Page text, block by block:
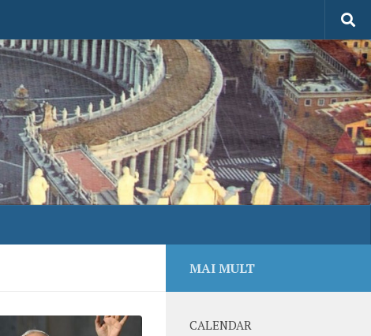
MAI MULT
CALENDAR